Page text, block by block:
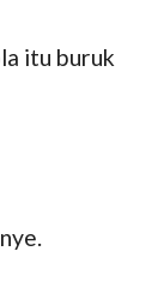
itu buruk